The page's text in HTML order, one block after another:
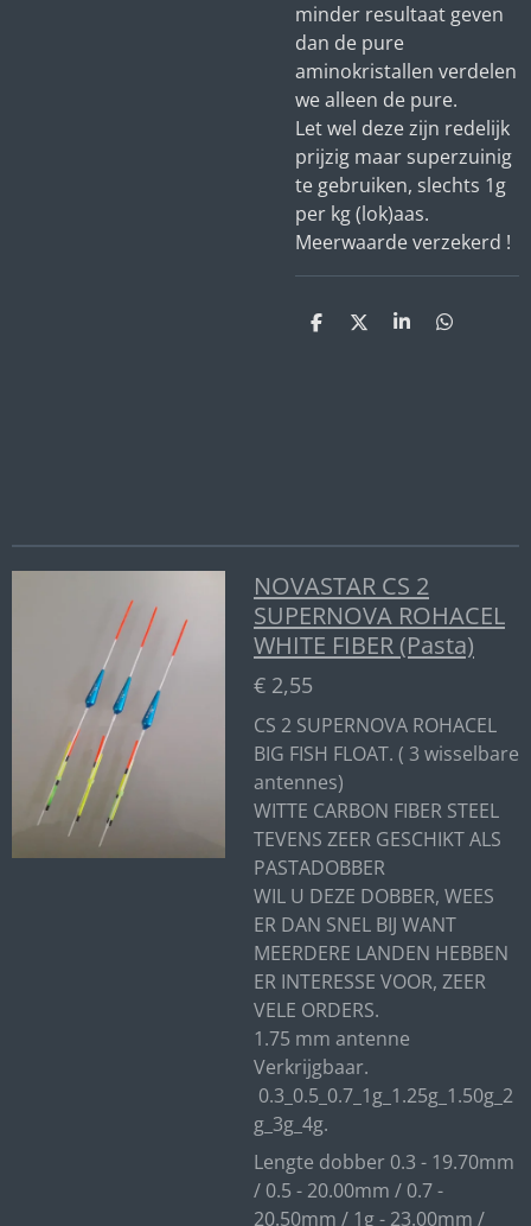
minder resultaat geven
dan de pure
aminokristallen verdelen
we alleen de pure.
Let wel deze zijn redelijk
prijzig maar superzuinig
te gebruiken, slechts 1g
per kg (lok)aas.
Meerwaarde verzekerd !
D
D
S
D
NOVASTAR CS 2
SUPERNOVA ROHACEL
WHITE FIBER (Pasta)
€ 2,55
CS 2 SUPERNOVA ROHACEL
BIG FISH FLOAT. ( 3 wisselbare
antennes)
WITTE CARBON FIBER STEEL
TEVENS ZEER GESCHIKT ALS
PASTADOBBER
WIL U DEZE DOBBER, WEES
ER DAN SNEL BIJ WANT
MEERDERE LANDEN HEBBEN
ER INTERESSE VOOR, ZEER
VELE ORDERS.
1.75 mm antenne
Verkrijgbaar.
0.3_0.5_0.7_1g_1.25g_1.50g_2
g_3g_4g.
Lengte dobber 0.3 - 19.70mm
/ 0.5 - 20.00mm / 0.7 -
20.50mm / 1g - 23.00mm /